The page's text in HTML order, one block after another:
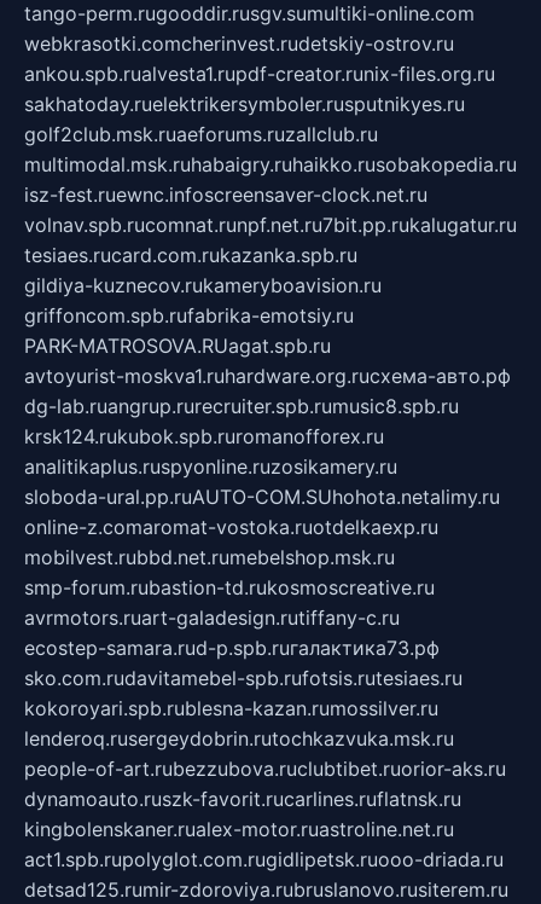
tango-perm.rugooddir.rusgv.sumultiki-online.com
webkrasotki.comcherinvest.rudetskiy-ostrov.ru
ankou.spb.rualvesta1.rupdf-creator.runix-files.org.ru
sakhatoday.ruelektrikersymboler.rusputnikyes.ru
golf2club.msk.ruaeforums.ruzallclub.ru
multimodal.msk.ruhabaigry.ruhaikko.rusobakopedia.ru
isz-fest.ruewnc.infoscreensaver-clock.net.ru
volnav.spb.rucomnat.runpf.net.ru7bit.pp.rukalugatur.ru
tesiaes.rucard.com.rukazanka.spb.ru
gildiya-kuznecov.rukameryboavision.ru
griffoncom.spb.rufabrika-emotsiy.ru
PARK-MATROSOVA.RUagat.spb.ru
avtoyurist-moskva1.ruhardware.org.ruсхема-авто.рф
dg-lab.ruangrup.rurecruiter.spb.rumusic8.spb.ru
krsk124.rukubok.spb.ruromanofforex.ru
analitikaplus.ruspyonline.ruzosikamery.ru
sloboda-ural.pp.ruAUTO-COM.SUhohota.netalimy.ru
online-z.comaromat-vostoka.ruotdelkaexp.ru
mobilvest.rubbd.net.rumebelshop.msk.ru
smp-forum.rubastion-td.rukosmoscreative.ru
avrmotors.ruart-galadesign.rutiffany-c.ru
ecostep-samara.rud-p.spb.ruгалактика73.рф
sko.com.rudavitamebel-spb.rufotsis.rutesiaes.ru
kokoroyari.spb.rublesna-kazan.rumossilver.ru
lenderoq.rusergeydobrin.rutochkazvuka.msk.ru
people-of-art.rubezzubova.ruclubtibet.ruorior-aks.ru
dynamoauto.ruszk-favorit.rucarlines.ruflatnsk.ru
kingbolenskaner.rualex-motor.ruastroline.net.ru
act1.spb.rupolyglot.com.rugidlipetsk.ruooo-driada.ru
detsad125.rumir-zdoroviya.rubruslanovo.rusiterem.ru